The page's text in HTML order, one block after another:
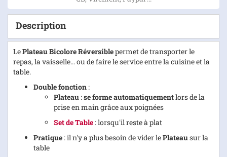
Description
LePlateau Bicolore Réversiblepermet de transporter le
repas, la vaisselle... ou de faire le service entre la cuisine et la
table.
Double fonction :
Plateau :se forme automatiquementlors de la
prise en main grâce aux poignées
Set de Table : lorsqu'il reste à plat
Pratique : il n'y a plus besoin de vider lePlateau sur la
table